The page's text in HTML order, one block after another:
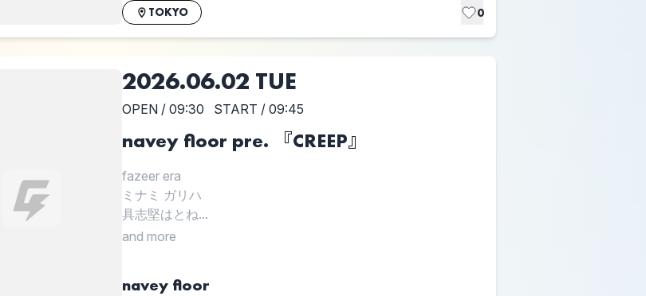
TOKYO 0
2026.06.02 TUE
OPEN / 09:30 START / 09:45
navey floor pre. 『CREEP』
fazeer era
ミナミ ガリハ
具志堅はとね...
and more
navey floor